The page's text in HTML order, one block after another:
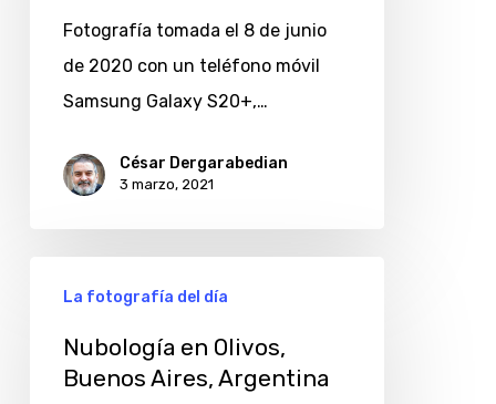
Aires,
Argentina
Fotografía tomada el 8 de junio
de 2020 con un teléfono móvil
Samsung Galaxy S20+,…
César Dergarabedian
3 marzo, 2021
Olivos,
Buenos
La fotografía del día
Nubología en Olivos,
Buenos Aires, Argentina